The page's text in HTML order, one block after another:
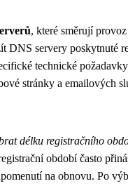
, které směrují
DNS servery poskytnuté
technické
stránky a emailových
délku registračního
období často
na obnovu. Po